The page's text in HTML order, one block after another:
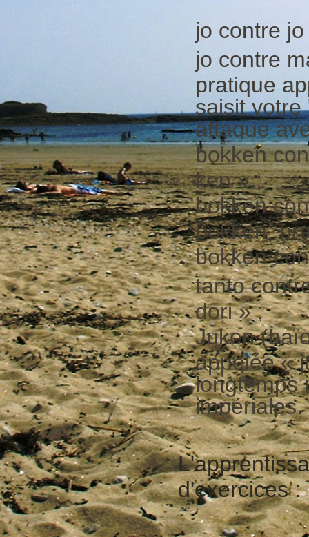
jo contre jo
jo contre
pratique
saisit votre
attaque
bokken
ken » ;
bokken
bokken,
bokken
tanto
dori » ;
Juken
appelée «
longtemps
impériales.
d'exercices :